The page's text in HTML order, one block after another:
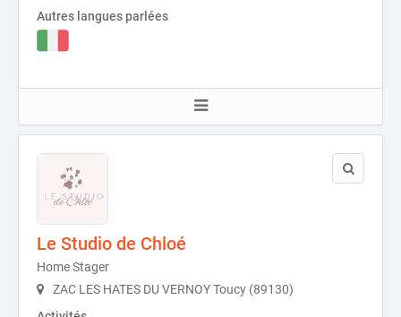
Autres langues parlées
Le Studio de Chloé
Home Stager
ZAC LES HATES DU VERNOY Toucy (89130)